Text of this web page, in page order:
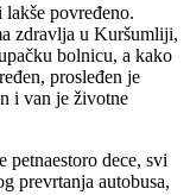
povređeno.
zdravlja u Kuršumliji,
bolnicu, a kako
prosleđen je
i van je životne
dece, svi
prevrtanja autobusa,